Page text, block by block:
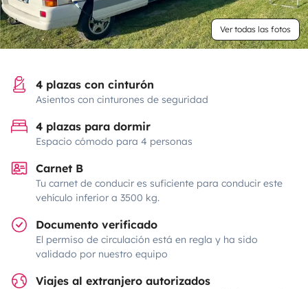
Ver todas las fotos
4 plazas con cinturón
Asientos con cinturones de seguridad
4 plazas para dormir
Espacio cómodo para 4 personas
Carnet B
Tu carnet de conducir es suficiente para conducir este
vehículo inferior a 3500 kg.
Documento verificado
El permiso de circulación está en regla y ha sido
validado por nuestro equipo
Viajes al extranjero autorizados